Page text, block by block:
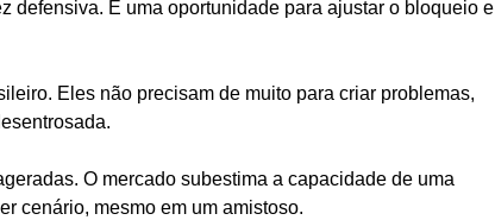
defensiva. É uma oportunidade para ajustar o bloqueio e
Eles não precisam de muito para criar problemas,
O mercado subestima a capacidade de uma
cenário, mesmo em um amistoso.